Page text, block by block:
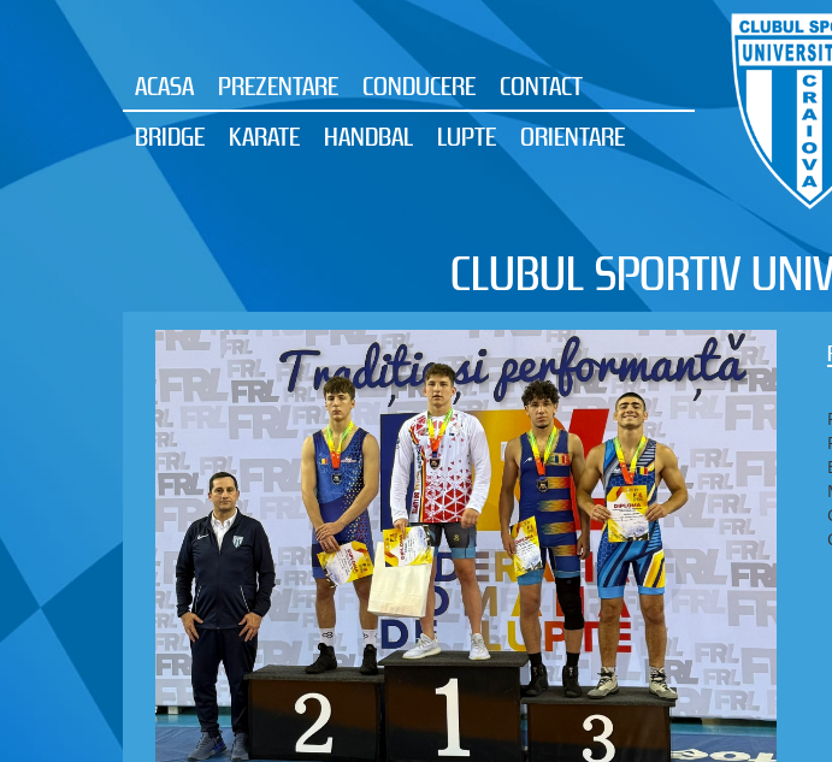
ACASA PREZENTARE CONDUCERE
CONTACT
BRIDGE
KARATE HANDBAL LUPTE ORIENTARE
CLUBUL SPORTIV